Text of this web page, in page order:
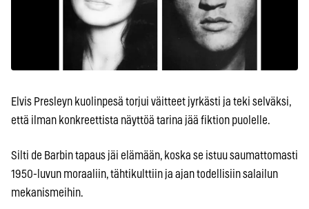
Elvis Presleyn kuolinpesä torjui väitteet jyrkästi ja teki selväksi,
että ilman konkreettista näyttöä tarina jää fiktion puolelle.
Silti de Barbin tapaus jäi elämään, koska se istuu saumattomasti
1950-luvun moraaliin, tähtikulttiin ja ajan todellisiin salailun
mekanismeihin.